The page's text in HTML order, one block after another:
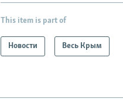
This item is part of
Новости Весь Крым